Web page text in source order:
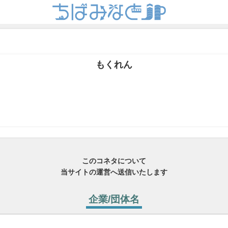
もくれん
このコネタについて
当サイトの運営へ送信いたします
企業/団体名